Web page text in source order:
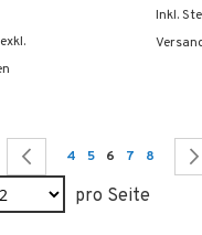
exkl.
Inkl.
Seite Seite
Zurück
Seite
4 Seite
5 Sie lesen
6 Seite
7 Seite
8
pro Seite